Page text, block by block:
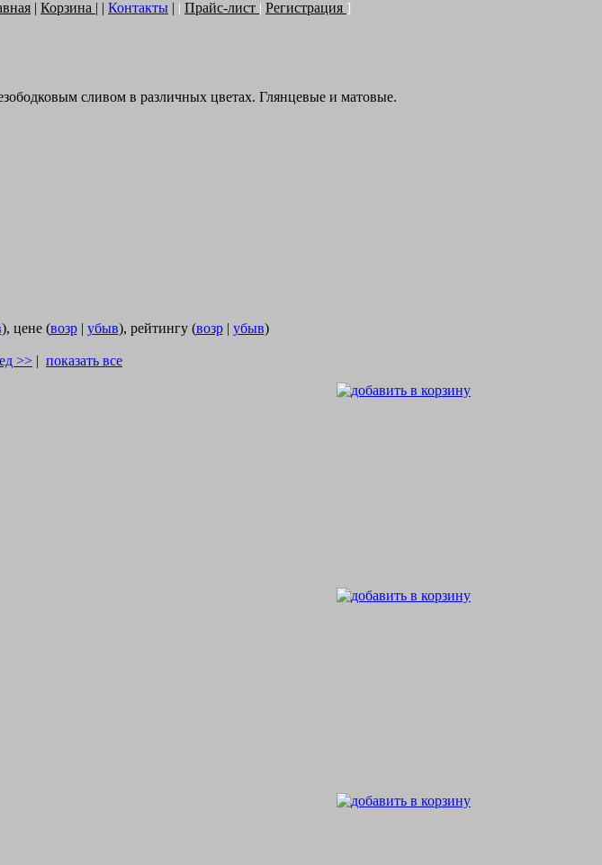
| Корзина | | Контакты | | Прайс-лист | Регистрация ]
сливом в различных цветах. Глянцевые и матовые.
), цене (возр| убыв), рейтингу (возр| убыв)
>> | показать все